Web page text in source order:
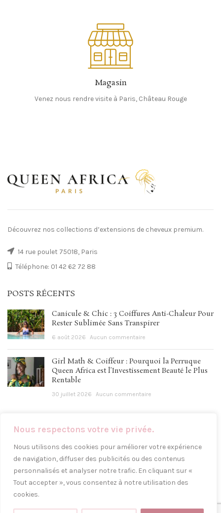
Nous respectons votre vie privée.
Nous utilisons des cookies pour améliorer votre expérience
de navigation, diffuser des publicités ou des contenus
personnalisés et analyser notre trafic. En cliquant sur «
Tout accepter », vous consentez à notre utilisation des
cookies.
Magasin
Venez nous rendre visite à Paris, Château Rouge
Découvrez nos collections d’extensions de cheveux premium.
14 rue poulet 75018, Paris
Téléphone: 01 42 62 72 88
POSTS RÉCENTS
Canicule & Chic : 3 Coiffures Anti-Chaleur Pour
Rester Sublimée Sans Transpirer
6 août 2026 Aucun commentaire
Girl Math & Coiffeur : Pourquoi la Perruque
Queen Africa est l’Investissement Beauté le Plus
Rentable
30 juillet 2026 Aucun commentaire
LIENS UTILES
Instagram
Facebook
Mentions légales